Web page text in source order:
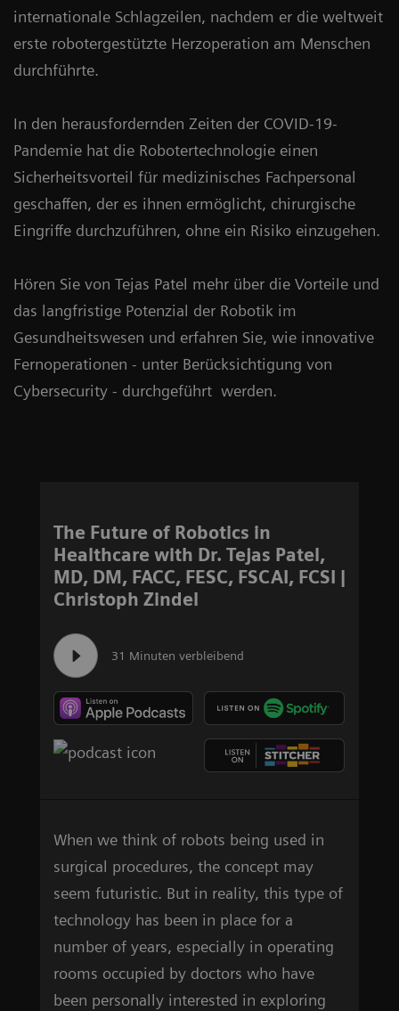
internationale Schlagzeilen, nachdem er die weltweit
erste robotergestützte Herzoperation am Menschen
durchführte.
In den herausfordernden Zeiten der COVID-19-
Pandemie hat die Robotertechnologie einen
Sicherheitsvorteil für medizinisches Fachpersonal
geschaffen, der es ihnen ermöglicht, chirurgische
Eingriffe durchzuführen, ohne ein Risiko einzugehen.
Hören Sie von Tejas Patel mehr über die Vorteile und
das langfristige Potenzial der Robotik im
Gesundheitswesen und erfahren Sie, wie innovative
Fernoperationen - unter Berücksichtigung von
Cybersecurity - durchgeführt werden.
The Future of Robotics in
Healthcare with Dr. Tejas Patel,
MD, DM, FACC, FESC, FSCAI, FCSI |
Christoph Zindel
31 Minuten verbleibend
When we think of robots being used in
surgical procedures, the concept may
seem futuristic. But in reality, this type of
technology has been in place for a
number of years, especially in operating
rooms occupied by doctors who have
been personally interested in exploring